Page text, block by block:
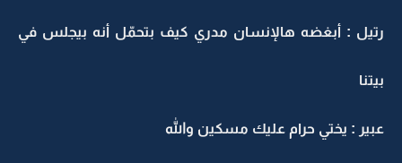
رتيل : أبغضه هالإنسان مدري كيف بتحمّل أنه بيجلس في
بيتنا
عبير : يختي حرام عليك مسكين والله